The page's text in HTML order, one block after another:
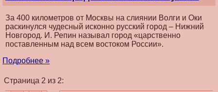
За 400 километров от Москвы на слиянии Волги и Оки
раскинулся чудесный исконно русский город – Нижний
Новгород. И. Репин называл город «царственно
поставленным над всем востоком России».
Подробнее »
Страница 2 из 2: